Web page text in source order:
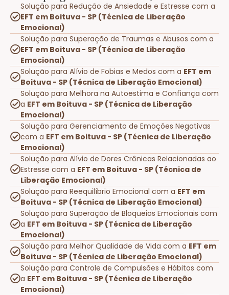
Solução para Redução de Ansiedade e Estresse com a
EFT em Boituva - SP (Técnica de Liberação
Emocional)
Solução para Superação de Traumas e Abusos com a
EFT em Boituva - SP (Técnica de Liberação
Emocional)
Solução para Alívio de Fobias e Medos com a EFT em
Boituva - SP (Técnica de Liberação Emocional)
Solução para Melhora na Autoestima e Confiança com
a EFT em Boituva - SP (Técnica de Liberação
Emocional)
Solução para Gerenciamento de Emoções Negativas
com a EFT em Boituva - SP (Técnica de Liberação
Emocional)
Solução para Alívio de Dores Crônicas Relacionadas ao
Estresse com a EFT em Boituva - SP (Técnica de
Liberação Emocional)
Solução para Reequilíbrio Emocional com a EFT em
Boituva - SP (Técnica de Liberação Emocional)
Solução para Superação de Bloqueios Emocionais com
a EFT em Boituva - SP (Técnica de Liberação
Emocional)
Solução para Melhor Qualidade de Vida com a EFT em
Boituva - SP (Técnica de Liberação Emocional)
Solução para Controle de Compulsões e Hábitos com
a EFT em Boituva - SP (Técnica de Liberação
Emocional)